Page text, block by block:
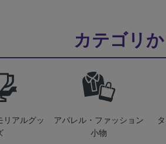
カテゴリ
リアルグッ
アパレル・ファッション
小物